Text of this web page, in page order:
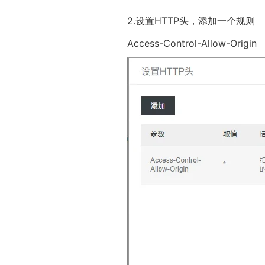
2.设置HTTP头，添加一个规则
Access-Control-Allow-